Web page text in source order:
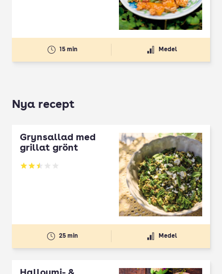
15 min Medel
Nya recept
Grynsallad med
grillat grönt
Betyg: 2.5 av 5
25 min Medel